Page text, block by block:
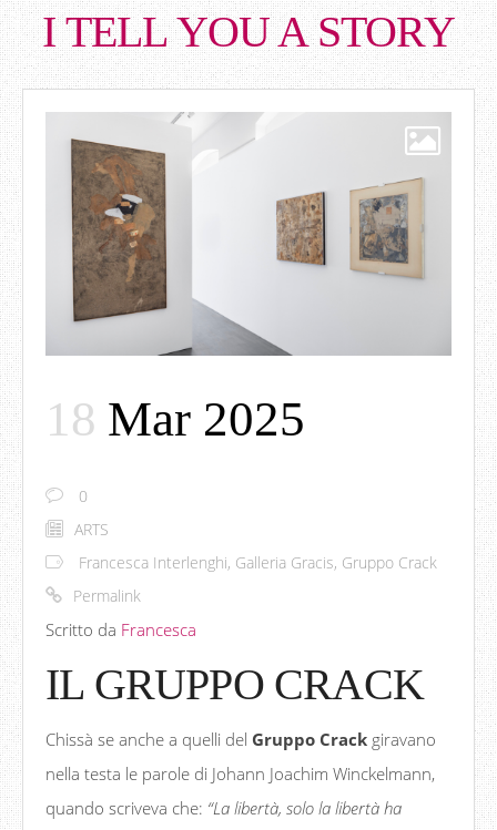
I TELL YOU A STORY
18 Mar 2025
0
ARTS
Francesca Interlenghi, Galleria Gracis, Gruppo Crack
Permalink
Scritto da Francesca
IL GRUPPO CRACK
Chissà se anche a quelli del Gruppo Crack giravano
nella testa le parole di Johann Joachim Winckelmann,
quando scriveva che: “La libertà, solo la libertà ha